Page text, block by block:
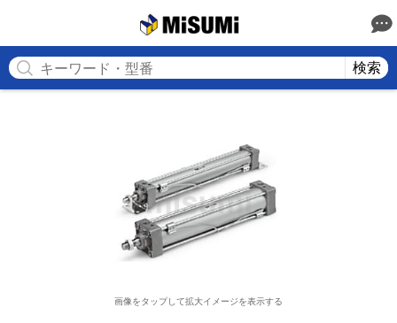
検索
画像をタップして拡大イメージを表示する